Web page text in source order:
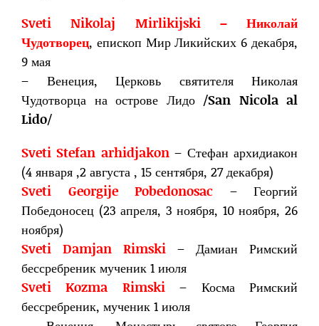
Sveti Nikolaj Mirlikijski – Николай
Чудотворец, епископ Мир Ликийских 6 декабря,
9 мая
– Венеция, Церковь святителя Николая
Чудотворца на острове Лидо /San Nicola al
Lido/
Sveti Stefan arhidjakon– Стефан архидиакон
(4 января ,2 августа , 15 сентября, 27 декабря)
Sveti Georgije Pobedonosac – Георгий
Победоносец (23 апреля, 3 ноября, 10 ноября, 26
ноября)
Sveti Damjan Rimski
– Дамиан Римский
бессребреник мученик 1 июля
Sveti Kozma Rimski– Косма Римский
бессребреник, мученик 1 июля